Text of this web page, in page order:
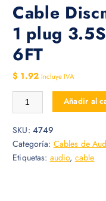
Cable
1 plug
6FT
$ 1.92 Incluye IVA
Cable Discman 2 plug
Añadir al
SKU: 4749
Categoría: Cables de
Etiquetas: audio, cable